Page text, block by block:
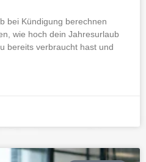
bei Kündigung berechnen
wie hoch dein Jahresurlaub
bereits verbraucht hast und